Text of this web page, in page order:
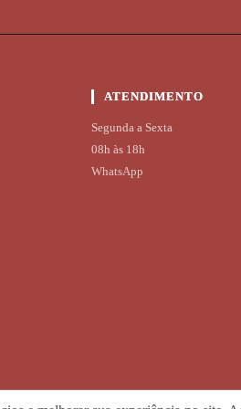
ATENDIMENTO
Segunda a Sexta
08h às 18h
WhatsApp